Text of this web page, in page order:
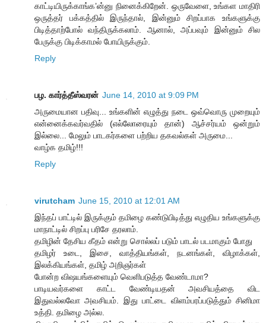
காட்டியிருக்காங்க’ன்னு நினைக்கிறேன். ஒருவேளை, உங்கள மாதிரி
ஒருத்தர் பக்கத்தில் இருந்தால், இன்னும் சிறப்பாக உங்களுக்கு
பிடித்தாற்போல் வந்திருக்கலாம். ஆனால், அப்பவும் இன்னும் சில
பேருக்கு பிடிக்காமல் போயிருக்கும்.
Reply
பழ. கார்த்தீஸ்வரன் June 14, 2010 at 9:09 PM
அருமையான பதிவு... உங்களின் எழுத்து நடை ஒவ்வொரு முறையும்
என்னைக்கவர்வதில் (எல்லோரையும் தான்) ஆச்சர்யம் ஒன்றும்
இல்லை... மேலும் பாடகர்களை பற்றிய தகவல்கள் அருமை...
வாழ்க தமிழ்!!!
Reply
virutcham June 15, 2010 at 12:01 AM
இந்தப் பாட்டில் இருக்கும் தமிழை கண்டுபிடித்து எழுதிய உங்களுக்கு
மாநாட்டில் சிறப்பு பரிசே தரலாம்.
தமிழின் தேசிய கீதம் என்று சொல்லப் படும் பாடல் படமாகும் போது
தமிழர் உடை, இசை, வாத்தியங்கள், நடனங்கள், விழாக்கள்,
இலக்கியங்கள், தமிழ் அறிஞர்கள்
போன்ற விஷயங்களையும் வெளிபடுத்த வேண்டாமா?
பாடியவர்களை காட்ட வேண்டியதன் அவசியத்தை விட
இதுவல்லவோ அவசியம். இது பாட்டை விளம்பரப்படுத்தும் சினிமா
உத்தி. தமிழை அல்ல.